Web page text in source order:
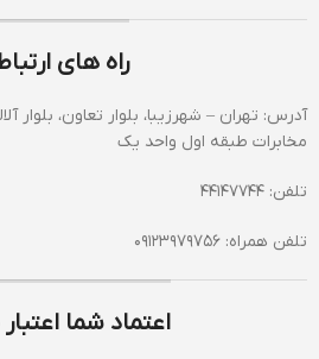
مخابرات طبقه اول واحد یک
تلفن: 44147744
اعتماد شما